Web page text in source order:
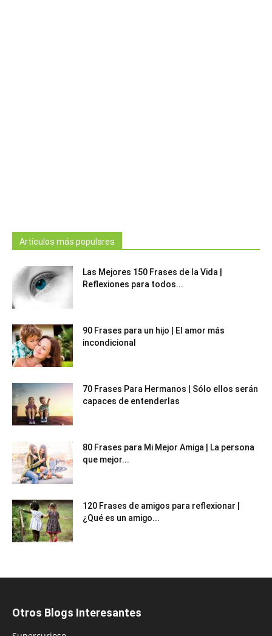
Artículos más populares
Las Mejores 150 Frases de la Vida |
Reflexiones para todos...
90 Frases para un hijo | El amor más
incondicional
70 Frases Para Hermanos | Sólo ellos serán
capaces de entenderlas
80 Frases para Mi Mejor Amiga | La persona
que mejor...
120 Frases de amigos para reflexionar |
¿Qué es un amigo...
Otros Blogs Interesantes